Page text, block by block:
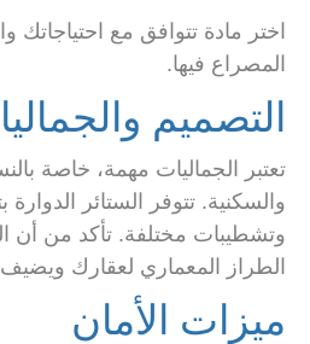
اختر مادة تتوافق مع احتياجاتك
المصراع فيها.
التصميم
تعتبر الجماليات مهمة، خاصة
والسكنية. تتوفر الستائر
وتشطيبات مختلفة. تأكد من أن
الطراز المعماري لعقارك ويضيف
ميزات الأمان